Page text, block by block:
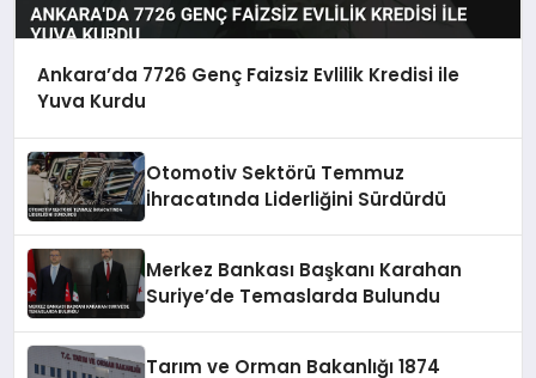
Ankara’da 7726 Genç Faizsiz Evlilik Kredisi ile
Yuva Kurdu
Otomotiv Sektörü Temmuz
İhracatında Liderliğini Sürdürdü
Merkez Bankası Başkanı Karahan
Suriye’de Temaslarda Bulundu
Tarım ve Orman Bakanlığı 1874